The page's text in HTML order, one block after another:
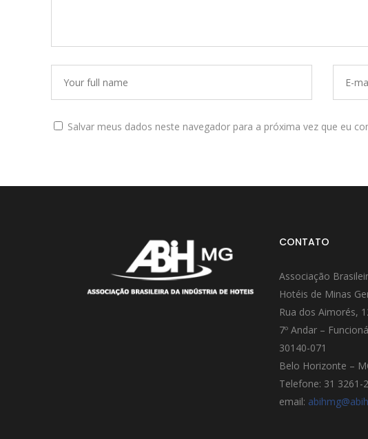
Salvar meus dados neste navegador para a próxima vez que eu
CONTATO
Associação
Hotéis de Minas
Rua dos Aimorés,
7º Andar –
30140-071
Belo Horizonte –
Telefone: 31 3261-
email: